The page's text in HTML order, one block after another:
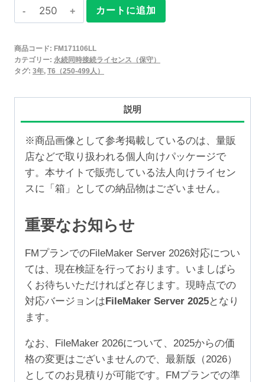
Claris
FileMaker
永
続
接
続
ラ
イ
セ
ス
保
守
3
年
（250-
499
ー
ザ）
個
カートに追加
商品コード: FM171106LL
カテゴリー: 永続同時接続ライセンス（保守）
タグ: 3年, T6（250-499人）
説明
※商品画像として参考掲載しているのは、量販
店などで取り扱われる個人向けパッケージで
す。本サイトで販売している法人向けライセン
スに「箱」としての納品物はございません。
重要なお知らせ
FMプランでのFileMaker Server 2026対応につい
ては、現在検証を行っております。いましばら
くお待ちいただければと存じます。現時点での
対応バージョンは FileMaker Server 2025となり
ます。
なお、FileMaker 2026について、2025からの価
格の変更はございませんので、最新版（2026）
としてのお見積りが可能です。FMプランでの準